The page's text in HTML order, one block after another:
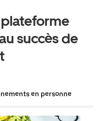
succès de
en personne